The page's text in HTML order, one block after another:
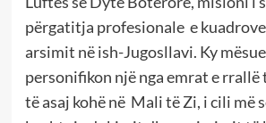
përgatitja profesionale e
arsimit në ish-Jugosllavi. Ky
personifikon një nga emrat e
të asaj kohë në Mali të Zi, i cili më